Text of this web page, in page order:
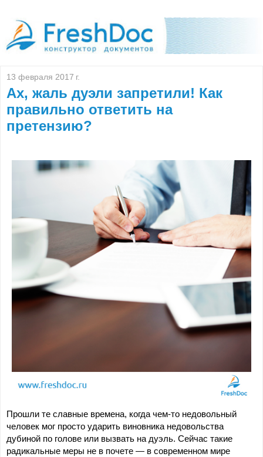
13 февраля 2017 г.
Ах, жаль дуэли запретили! Как
правильно ответить на
претензию?
Прошли те славные времена, когда чем-то недовольный
человек мог просто ударить виновника недовольства
дубиной по голове или вызвать на дуэль. Сейчас такие
радикальные меры не в почете — в современном мире